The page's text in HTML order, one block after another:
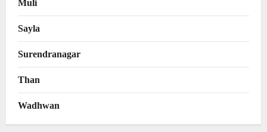
Muli
Sayla
Surendranagar
Than
Wadhwan